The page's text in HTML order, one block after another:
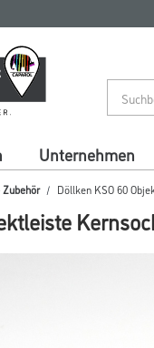
Unternehmen
Döllken KSO 60